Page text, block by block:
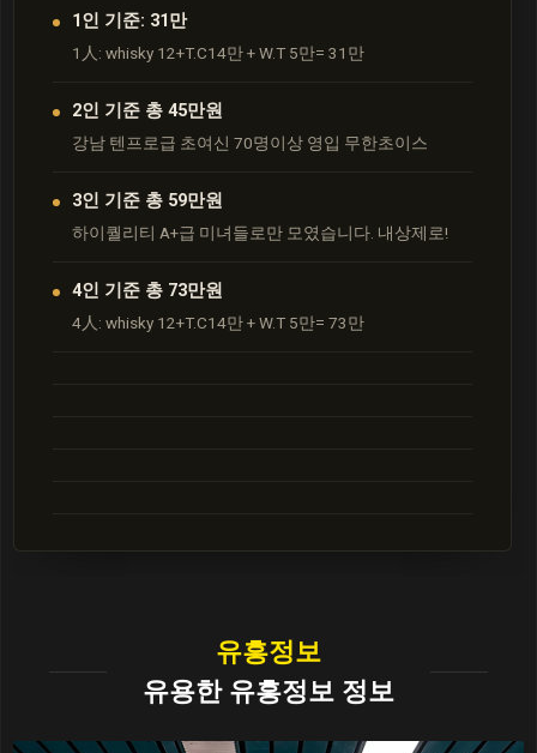
1인 기준: 31만
1人: whisky 12+T.C14만 + W.T 5만= 31만
2인 기준 총 45만원
강남 텐프로급 초여신 70명이상 영입 무한초이스
3인 기준 총 59만원
하이퀄리티 A+급 미녀들로만 모였습니다. 내상제로!
4인 기준 총 73만원
4人: whisky 12+T.C14만 + W.T 5만= 73만
유흥정보
유용한 유흥정보 정보